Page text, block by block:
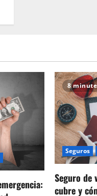
8
Seguros
Seguro de
cubre y